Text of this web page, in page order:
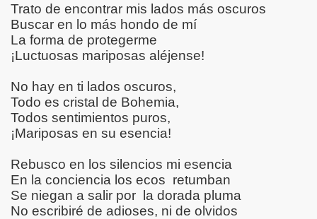
Trato de encontrar mis lados más oscuros
Buscar en lo más hondo de mí
La forma de protegerme
¡Luctuosas mariposas aléjense!
No hay en ti lados oscuros,
Todo es cristal de Bohemia,
Todos sentimientos puros,
¡Mariposas en su esencia!
Rebusco en los silencios mi esencia
En la conciencia los ecos retumban
Se niegan a salir por
la dorada pluma
No escribiré de adioses, ni de olvidos
- Walter Respondió :Necesidad de piel
, SILENCIOS Y ESPERAS
FUERZA OTROS